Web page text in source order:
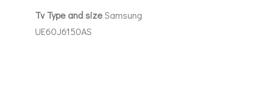
Tv Type and sizeSamsung
UE60J6150AS